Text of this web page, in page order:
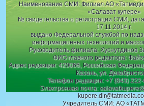
Наименование СМИ: Филиал АО
«Салават купере»
№ свидетельства о регистрации СМИ,
17.11.2014 г.
выдано Федеральной службой по
информационных технологий и
Руководитель филиала: Хуснутдинов
ФИО главного редактора:
Адрес редакции: 420066, Российская
Казань, ул.
Телефон редакции: +7 (843)
Электронная почта:
Учредитель СМИ: АО